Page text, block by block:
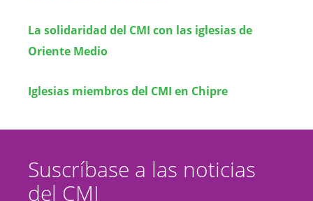
La solidaridad del CMI con las iglesias de
Oriente Medio
Iglesias miembros del CMI en Chipre
Suscríbase a las noticias
del CMI